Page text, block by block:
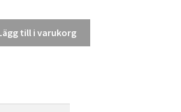
till i varukorg